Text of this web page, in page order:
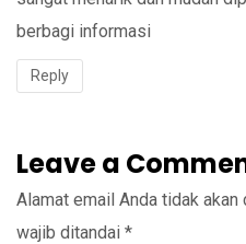
Reply
berbagi informasi
Leave a
Alamat email Anda tidak akan
wajib ditandai *